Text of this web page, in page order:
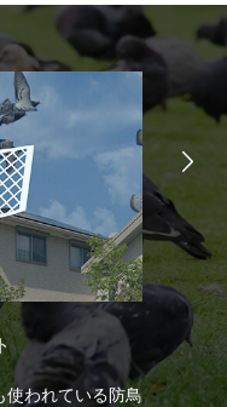
使われている防鳥